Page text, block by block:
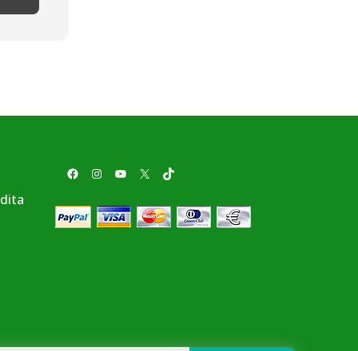
Facebook
Instagram
YouTube
X TikTok